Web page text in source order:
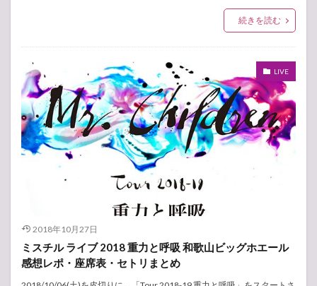
続きを読む
LIVE
2018年10月27日
ミスチル ライブ 2018 重力と呼吸 和歌山ビッグホエール
感想レポ・座席表・セトリまとめ